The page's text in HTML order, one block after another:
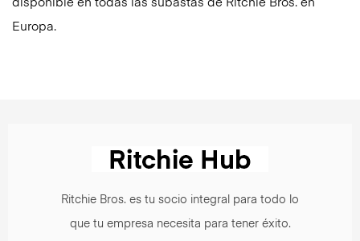
Ritchie Bros. es tu socio integral para todo lo
que tu empresa necesita para tener éxito.